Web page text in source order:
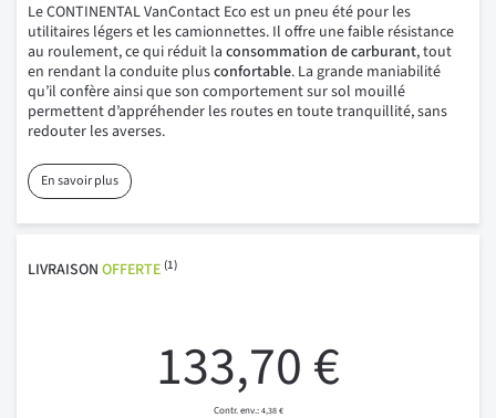
Le CONTINENTAL VanContact Eco est un pneu été pour les
utilitaires légers et les camionnettes. Il offre une faible résistance
au roulement, ce qui réduit la consommation de carburant, tout
en rendant la conduite plusconfortable. La grande maniabilité
qu’il confère ainsi que son comportement sur sol mouillé
permettent d’appréhender les routes en toute tranquillité, sans
redouter les averses.
En savoir plus
LIVRAISON OFFERTE (1)
133,70 €
4,38 €